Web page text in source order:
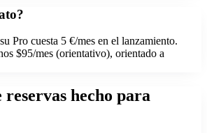
Pro cuesta 5 €/mes en el lanzamiento.
$95/mes (orientativo), orientado a
hecho para